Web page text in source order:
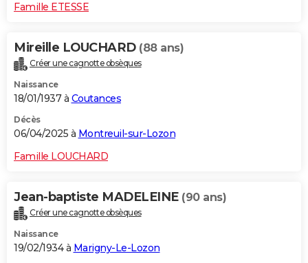
Famille ETESSE
Mireille LOUCHARD (88 ans)
Créer une cagnotte obsèques
Naissance
18/01/1937 à Coutances
Décès
06/04/2025 à Montreuil-sur-Lozon
Famille LOUCHARD
Jean-baptiste MADELEINE (90 ans)
Créer une cagnotte obsèques
Naissance
19/02/1934 à Marigny-Le-Lozon